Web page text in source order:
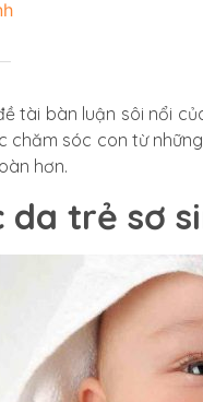
tài bàn luận sôi nổi
chăm sóc con từ
hơn.
da trẻ sơ